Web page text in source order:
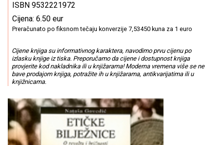
ISBN 9532221972
Cijena: 6.50 eur
Preračunato po fiksnom tečaju konverzije 7,53450 kuna za 1 euro
Cijene knjiga su informativnog karaktera, navodimo prvu cijenu po
izlasku knjige iz tiska. Preporučamo da cijene i dostupnost knjiga
provjerite kod nakladnika ili u knjižarama! Moderna vremena više se ne
bave prodajom knjiga, potražite ih u knjižarama, antikvarijatima ili u
knjižnicama.